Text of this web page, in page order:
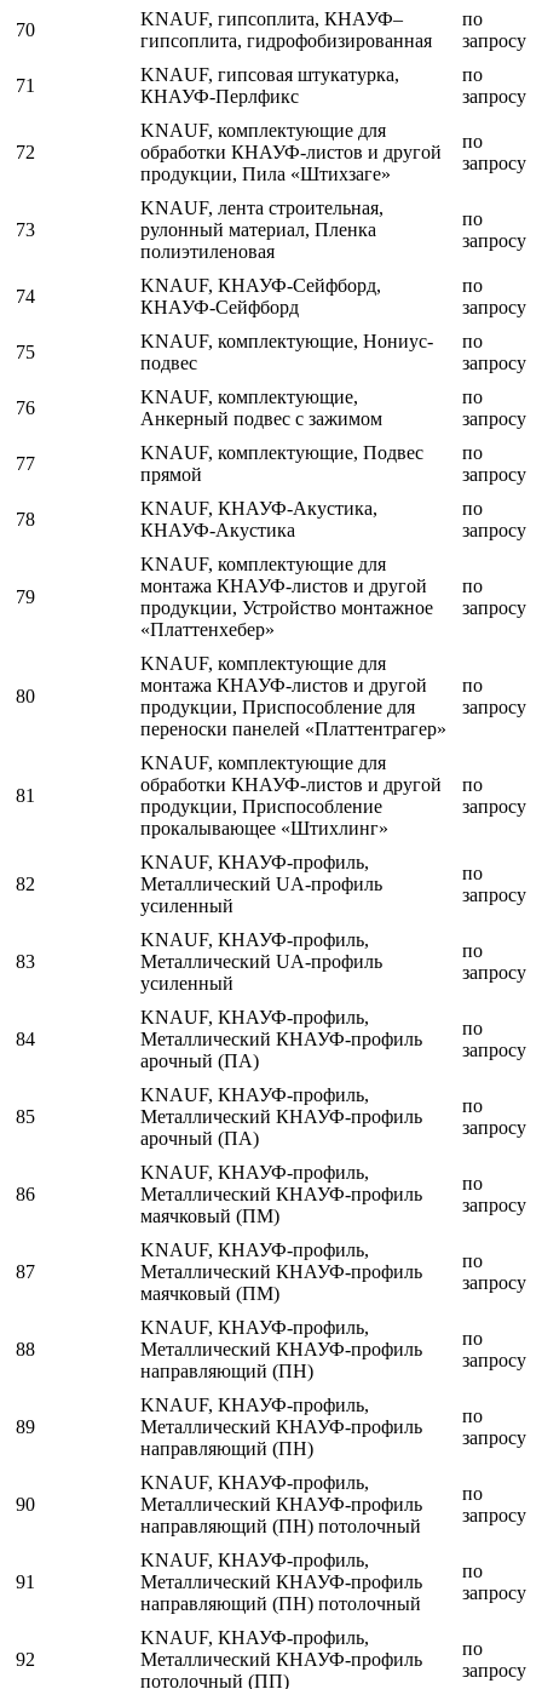
70
KNAUF, гипсоплита, КНАУФ–
гипсоплита, гидрофобизированная
по
запросу
71
KNAUF, гипсовая штукатурка,
КНАУФ-Перлфикс
по
запросу
72
KNAUF, комплектующие для
обработки КНАУФ-листов и другой
продукции, Пила «Штихзаге»
по
запросу
73
KNAUF, лента строительная,
рулонный материал, Пленка
полиэтиленовая
по
запросу
74
KNAUF, КНАУФ-Сейфборд,
КНАУФ-Сейфборд
по
запросу
75
KNAUF, комплектующие, Нониус-
подвес
по
запросу
76
KNAUF, комплектующие,
Анкерный подвес с зажимом
по
запросу
77
KNAUF, комплектующие, Подвес
прямой
по
запросу
78
KNAUF, КНАУФ-Акустика,
КНАУФ-Акустика
по
запросу
79
KNAUF, комплектующие для
монтажа КНАУФ-листов и другой
продукции, Устройство монтажное
«Платтенхебер»
по
запросу
80
KNAUF, комплектующие для
монтажа КНАУФ-листов и другой
продукции, Приспособление для
переноски панелей «Платтентрагер»
по
запросу
81
KNAUF, комплектующие для
обработки КНАУФ-листов и другой
продукции, Приспособление
прокалывающее «Штихлинг»
по
запросу
82
KNAUF, КНАУФ-профиль,
Металлический UA-профиль
усиленный
по
запросу
83
KNAUF, КНАУФ-профиль,
Металлический UA-профиль
усиленный
по
запросу
84
KNAUF, КНАУФ-профиль,
Металлический КНАУФ-профиль
арочный (ПА)
по
запросу
85
KNAUF, КНАУФ-профиль,
Металлический КНАУФ-профиль
арочный (ПА)
по
запросу
86
KNAUF, КНАУФ-профиль,
Металлический КНАУФ-профиль
маячковый (ПМ)
по
запросу
87
KNAUF, КНАУФ-профиль,
Металлический КНАУФ-профиль
маячковый (ПМ)
по
запросу
88
KNAUF, КНАУФ-профиль,
Металлический КНАУФ-профиль
направляющий (ПН)
по
запросу
89
KNAUF, КНАУФ-профиль,
Металлический КНАУФ-профиль
направляющий (ПН)
по
запросу
90
KNAUF, КНАУФ-профиль,
Металлический КНАУФ-профиль
направляющий (ПН) потолочный
по
запросу
91
KNAUF, КНАУФ-профиль,
Металлический КНАУФ-профиль
направляющий (ПН) потолочный
по
запросу
92
KNAUF, КНАУФ-профиль,
Металлический КНАУФ-профиль
потолочный (ПП)
по
запросу